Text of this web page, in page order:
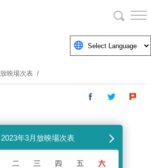
放映場次表
2023年3月放映場次表下個月
二 三 四 五 六